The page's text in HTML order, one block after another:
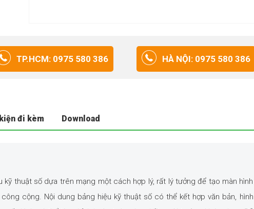
TP.HCM: 0975 580 386 HÀ NỘI: 0975 580 386
đi kèm Download
thuật số dựa trên mạng một cách hợp lý, rất lý tưởng để tạo màn hình
cộng. Nội dung bảng hiệu kỹ thuật số có thể kết hợp văn bản, hình